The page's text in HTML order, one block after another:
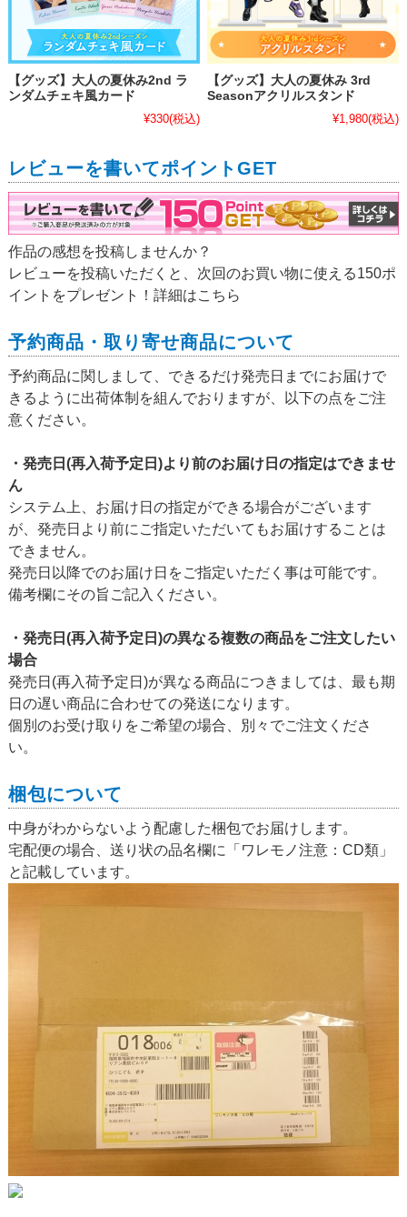
【グッズ】大人の夏休み2nd ラ
ンダムチェキ風カード
¥330(税込)
【グッズ】大人の夏休み 3rd
Seasonアクリルスタンド
¥1,980(税込)
レビューを書いてポイントGET
作品の感想を投稿しませんか？
レビューを投稿いただくと、次回のお買い物に使える150ポ
イントをプレゼント！詳細はこちら
予約商品・取り寄せ商品について
予約商品に関しまして、できるだけ発売日までにお届けで
きるように出荷体制を組んでおりますが、以下の点をご注
意ください。
・発売日(再入荷予定日)より前のお届け日の指定はできませ
ん
システム上、お届け日の指定ができる場合がございます
が、発売日より前にご指定いただいてもお届けすることは
できません。
発売日以降でのお届け日をご指定いただく事は可能です。
備考欄にその旨ご記入ください。
・発売日(再入荷予定日)の異なる複数の商品をご注文したい
場合
発売日(再入荷予定日)が異なる商品につきましては、最も期
日の遅い商品に合わせての発送になります。
個別のお受け取りをご希望の場合、別々でご注文くださ
い。
梱包について
中身がわからないよう配慮した梱包でお届けします。
宅配便の場合、送り状の品名欄に「ワレモノ注意：CD類」
と記載しています。